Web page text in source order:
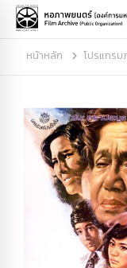
หน้าหลัก โปรแกร